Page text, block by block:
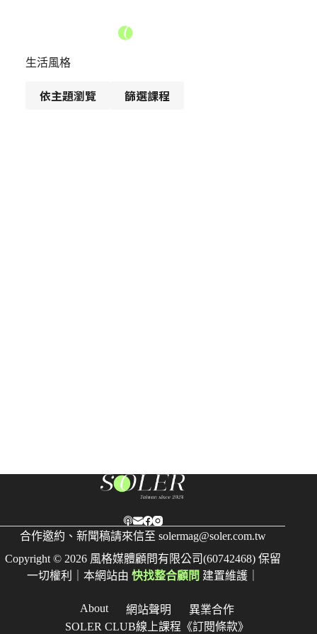
生活風格
依主題瀏覽 篩選課程
合作邀約、新聞稿請來信至 solermag@soler.com.tw
Copyright © 2026 風格媒體顧問有限公司(60742468) 保留
一切權利｜本網站由 快找整合顧問 建置維護｜
About 網站聲明
異業合作
SOLER CLUB線上課程《訂閱條款》